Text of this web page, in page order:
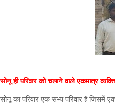
सोनू ही परिवार को चलाने वाले एकमात्र
सोनू का परिवार एक सभ्य परिवार है जिसमें